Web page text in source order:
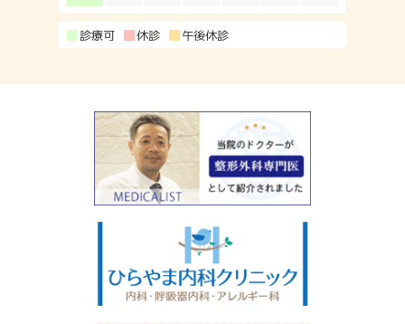
診療可 休診 午後休診